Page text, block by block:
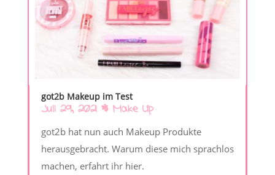
got2b Makeup im Test
Juli 29, 2021| Make Up
got2b hat nun auch Makeup Produkte
herausgebracht. Warum diese mich sprachlos
machen, erfahrt ihr hier.